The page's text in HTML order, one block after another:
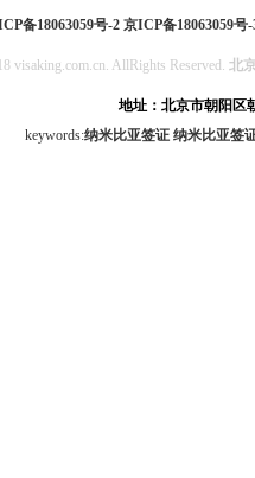
备18063059号-2 京ICP备18063059号-
visaking.com.cn. AllRights Reserved. 北
地址：北京市朝阳区
keywords:纳米比亚签证 纳米比亚签